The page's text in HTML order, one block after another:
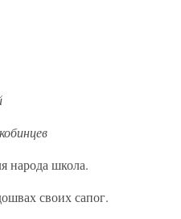
народа школа.
своих сапог.